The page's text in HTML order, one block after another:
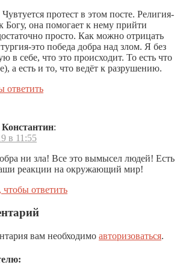
протест в этом посте. Религия-
Богу, она помогает к нему прийти
просто. Как можно отрицать
это победа добра над злом. Я без
в себе, что это происходит. То есть что
а есть и то, что ведёт к разрушению.
ответить
Константин:
в 11:55
ни зла! Все это вымысел людей! Есть
реакции на окружающий мир!
ответить
вам необходимо авторизоваться.